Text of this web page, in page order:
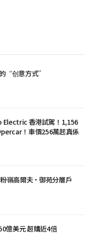
“创意方式”
Electric 香港試駕！1,156
！車價256萬起真係
嶺高爾夫·御苑分層戶
億美元 超購近4倍